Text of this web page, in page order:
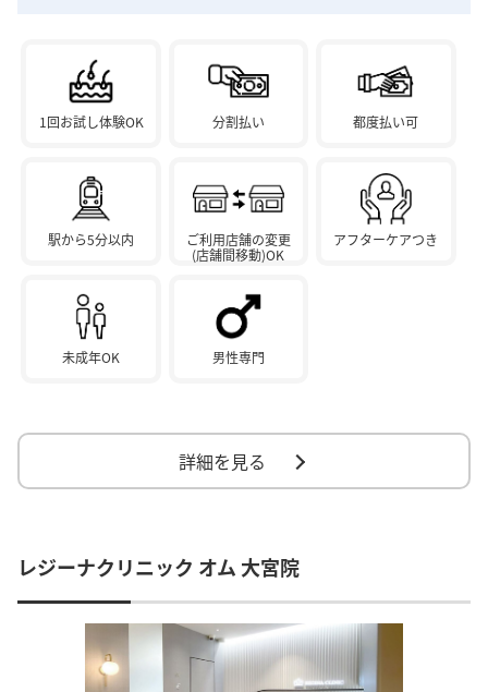
1回お試し体験OK 分割払い 都度払い可
駅から5分以内
ご利用店舗の変更
(店舗間移動)OK
アフターケアつき
未成年OK 男性専門
詳細を見る
レジーナクリニック オム 大宮院